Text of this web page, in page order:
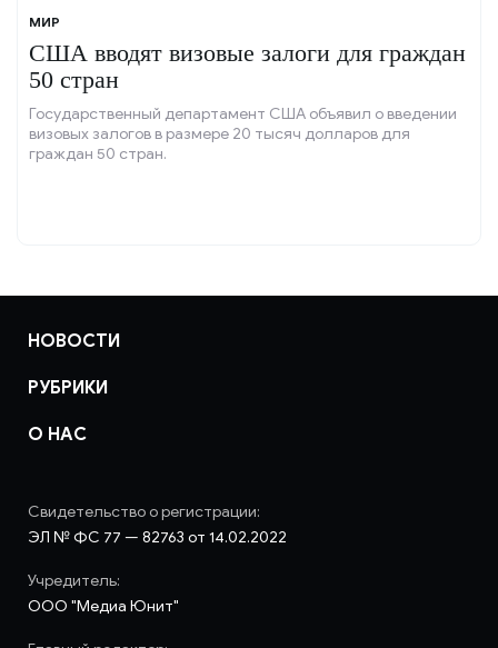
МИР
США вводят визовые залоги для граждан
50 стран
Государственный департамент США объявил о введении
визовых залогов в размере 20 тысяч долларов для
граждан 50 стран.
НОВОСТИ
РУБРИКИ
О НАС
Свидетельство о регистрации:
ЭЛ № ФС 77 — 82763 от 14.02.2022
Учредитель:
ООО "Медиа Юнит"